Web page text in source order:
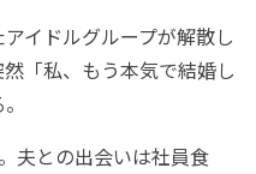
イドルグループが解散し
「私、もう本気で結婚し
夫との出会いは社員食